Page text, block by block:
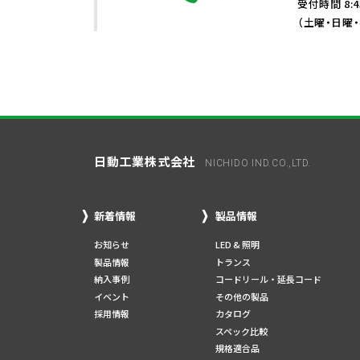
受付時間
（土曜・日曜
日動工業株式会社 NICHIDO IND.CO.,LTD.
新着情報
お知らせ
製品情報
納入事例
イベント
採用情報
製品情報
LED & 照明
トランス
コードリール・延長コード
その他の製品
カタログ
スペック比較
規格適合品